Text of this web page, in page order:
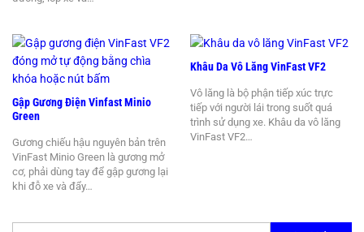
Gập Gương Điện Vinfast Minio
Green
Gương chiếu hậu nguyên bản trên
VinFast Minio Green là gương mở
cơ, phải dùng tay để gập gương lại
khi đỗ xe và đẩy…
Khâu Da Vô Lăng VinFast VF2
Vô lăng là bộ phận tiếp xúc trực
tiếp với người lái trong suốt quá
trình sử dụng xe. Khâu da vô lăng
VinFast VF2…